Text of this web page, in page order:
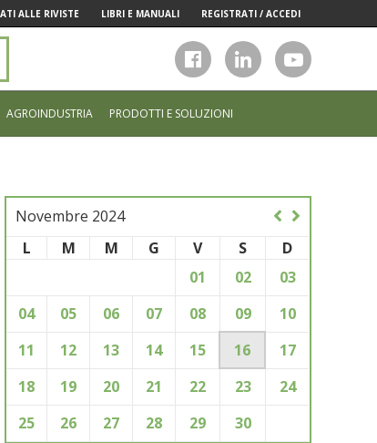
ALLE RIVISTE LIBRI E MANUALI REGISTRATI / ACCEDI
sito
AGROINDUSTRIA PRODOTTI E SOLUZIONI
Novembre 2024
L
M M G V S
D
01
02
03
04
05 06 07 08 09
10
11
12 13 14 15 16
17
18
19 20 21 22 23
24
25
26 27 28 29 30